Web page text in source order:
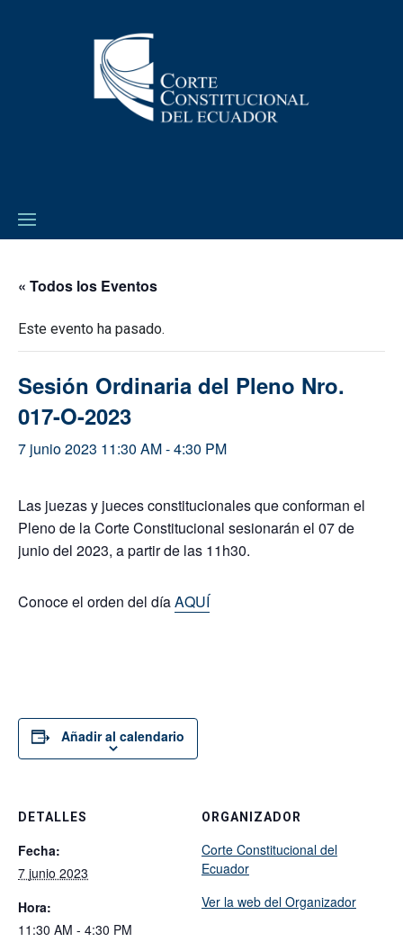
« Todos los Eventos
Este evento ha pasado.
Sesión Ordinaria del Pleno Nro.
017-O-2023
7 junio 2023 11:30 AM-4:30 PM
Las juezas y jueces constitucionales que conforman el
Pleno de la Corte Constitucional sesionarán el 07 de
junio del 2023, a partir de las 11h30.
Conoce el orden del díaAQUÍ
Añadir al calendario
DETALLES
Fecha:
7 junio 2023
Hora:
11:30 AM - 4:30 PM
ORGANIZADOR
Corte Constitucional del
Ecuador
Ver la web del Organizador